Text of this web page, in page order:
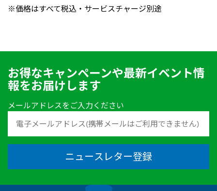
※価格はすべて税込・サービスチャージ別途
お得なキャンペーンや最新イベント情
報をお届けします
メールアドレスをご入力ください
ニュースレター登録